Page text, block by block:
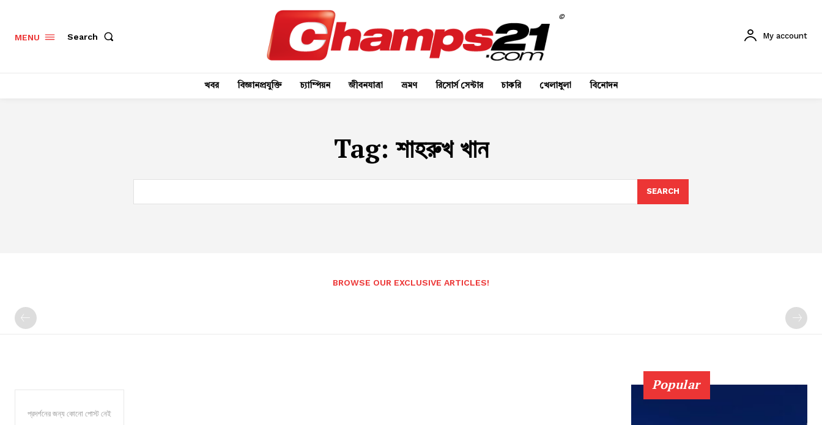
MENU Search
©
My account
খবর বিজ্ঞানপ্রযুক্তি চ্যাম্পিয়ন জীবনযাত্রা ভ্রমণ রিসোর্স সেন্টার চাকরি খেলাধুলা বিনোদন
Tag: শাহরুখ খান
SEARCH
BROWSE OUR EXCLUSIVE ARTICLES!
প্রদর্শনের জন্য কোনো পোস্ট নেই
Popular